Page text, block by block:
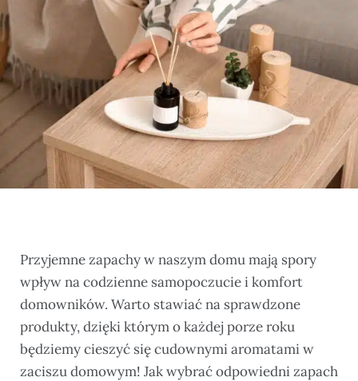
Przyjemne zapachy w naszym domu mają spory
wpływ na codzienne samopoczucie i komfort
domowników. Warto stawiać na sprawdzone
produkty, dzięki którym o każdej porze roku
będziemy cieszyć się cudownymi aromatami w
zaciszu domowym! Jak wybrać odpowiedni zapach